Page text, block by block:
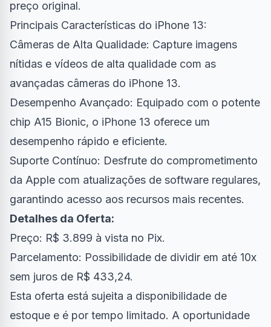
preço original.
Principais Características do iPhone 13:
Câmeras de Alta Qualidade: Capture imagens
nítidas e vídeos de alta qualidade com as
avançadas câmeras do iPhone 13.
Desempenho Avançado: Equipado com o potente
chip A15 Bionic, o iPhone 13 oferece um
desempenho rápido e eficiente.
Suporte Contínuo: Desfrute do comprometimento
da Apple com atualizações de software regulares,
garantindo acesso aos recursos mais recentes.
Detalhes da Oferta:
Preço: R$ 3.899 à vista no Pix.
Parcelamento: Possibilidade de dividir em até 10x
sem juros de R$ 433,24.
Esta oferta está sujeita a disponibilidade de
estoque e é por tempo limitado. A oportunidade